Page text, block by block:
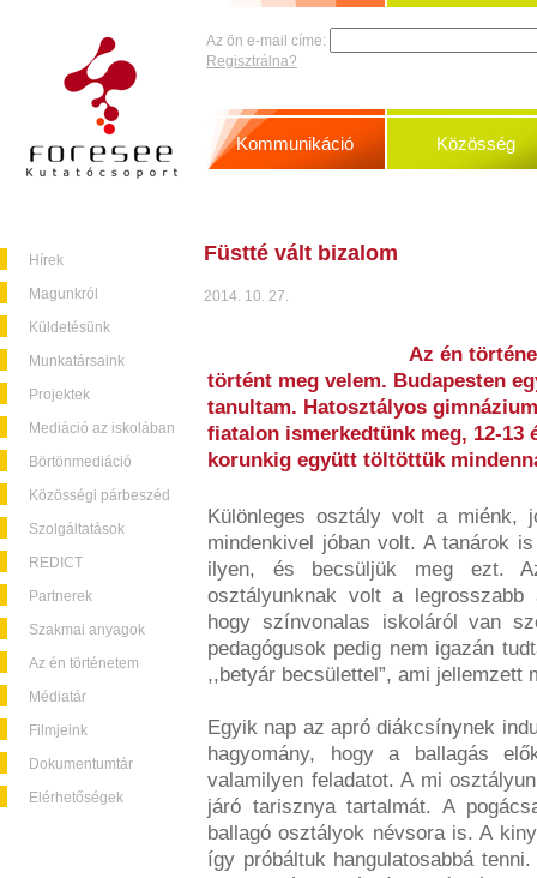
Hírek
Magunkról
Küldetésünk
Munkatársaink
Projektek
Mediáció az iskolában
Börtönmediáció
Közösségi párbeszéd
Szolgáltatások
REDICT
Partnerek
Szakmai anyagok
Az én történetem
Médiatár
Filmjeink
Dokumentumtár
Elérhetőségek
Az ön e-mail címe:
Regisztrálna?
Kommunikáció Közösség
Füstté vált bizalom
2014. 10. 27.
Az én
történt meg velem. Budapesten
tanultam. Hatosztályos
fiatalon ismerkedtünk meg, 12-13
korunkig együtt töltöttük
Különleges osztály volt a miénk,
mindenkivel jóban volt. A tanárok
ilyen, és becsüljük meg ezt.
osztályunknak volt a
hogy színvonalas iskoláról van
pedagógusok pedig nem igazán
,,betyár becsülettel”, ami jellemzett
Egyik nap az apró diákcsínynek
hagyomány, hogy a ballagás
valamilyen feladatot. A mi
járó tarisznya tartalmát. A
ballagó osztályok névsora is. A
így próbáltuk hangulatosabbá